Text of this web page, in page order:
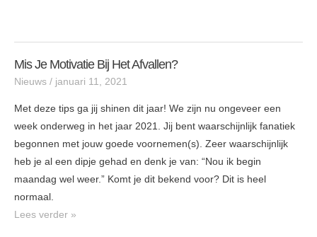
Mis Je Motivatie Bij Het Afvallen?
Nieuws / januari 11, 2021
Met deze tips ga jij shinen dit jaar! We zijn nu ongeveer een
week onderweg in het jaar 2021. Jij bent waarschijnlijk fanatiek
begonnen met jouw goede voornemen(s). Zeer waarschijnlijk
heb je al een dipje gehad en denk je van: “Nou ik begin
maandag wel weer.” Komt je dit bekend voor? Dit is heel
normaal.
Mis
je
Lees verder »